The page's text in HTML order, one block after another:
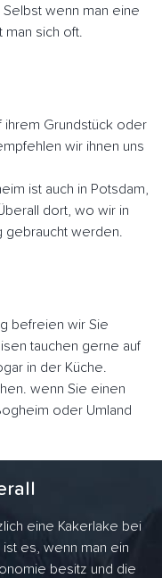
wenn man eine
man sich oft.
ihrem Grundstück oder
wir ihnen uns
ist auch in Potsdam,
dort, wo wir in
gebraucht werden.
befreien wir Sie
tauchen gerne auf
in der Küche.
wenn Sie einen
oder Umland
eine Kakerlake bei
es, wenn man ein
besitz und die